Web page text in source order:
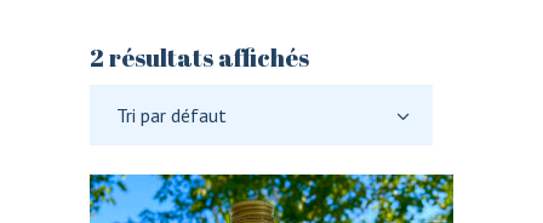
2 résultats affichés
Tri par défaut